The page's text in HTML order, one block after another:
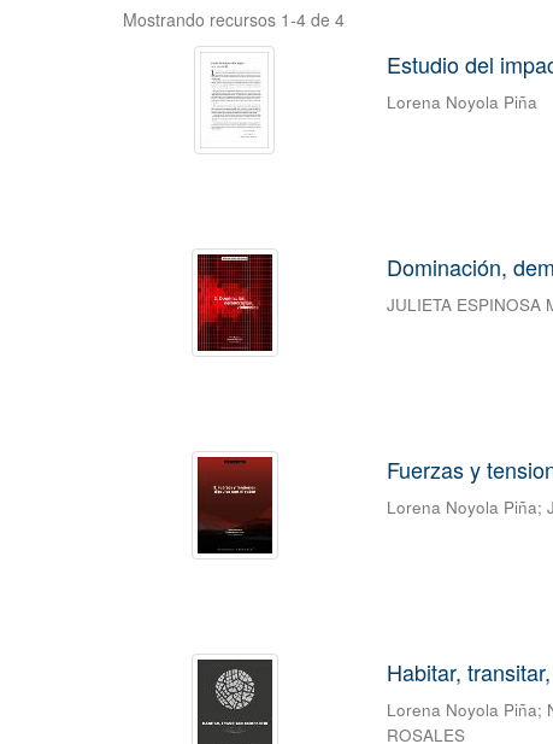
Mostrando recursos 1-4 de 4
Estudio del
Lorena Noyola Piña
Dominación,
JULIETA ESPINOSA
Fuerzas y
Lorena Noyola Piña;
Habitar,
Lorena Noyola Piña;
ROSALES